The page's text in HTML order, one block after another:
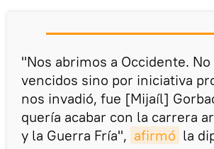
"Nos abrimos a Occidente.
vencidos sino por iniciativa
nos invadió, fue [Mijaíl]
quería acabar con la carrera
y la Guerra Fría", afirmó la